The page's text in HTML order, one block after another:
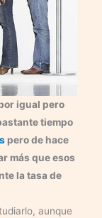
igual pero
tiempo
pero de hace
más que esos
la tasa de
aunque